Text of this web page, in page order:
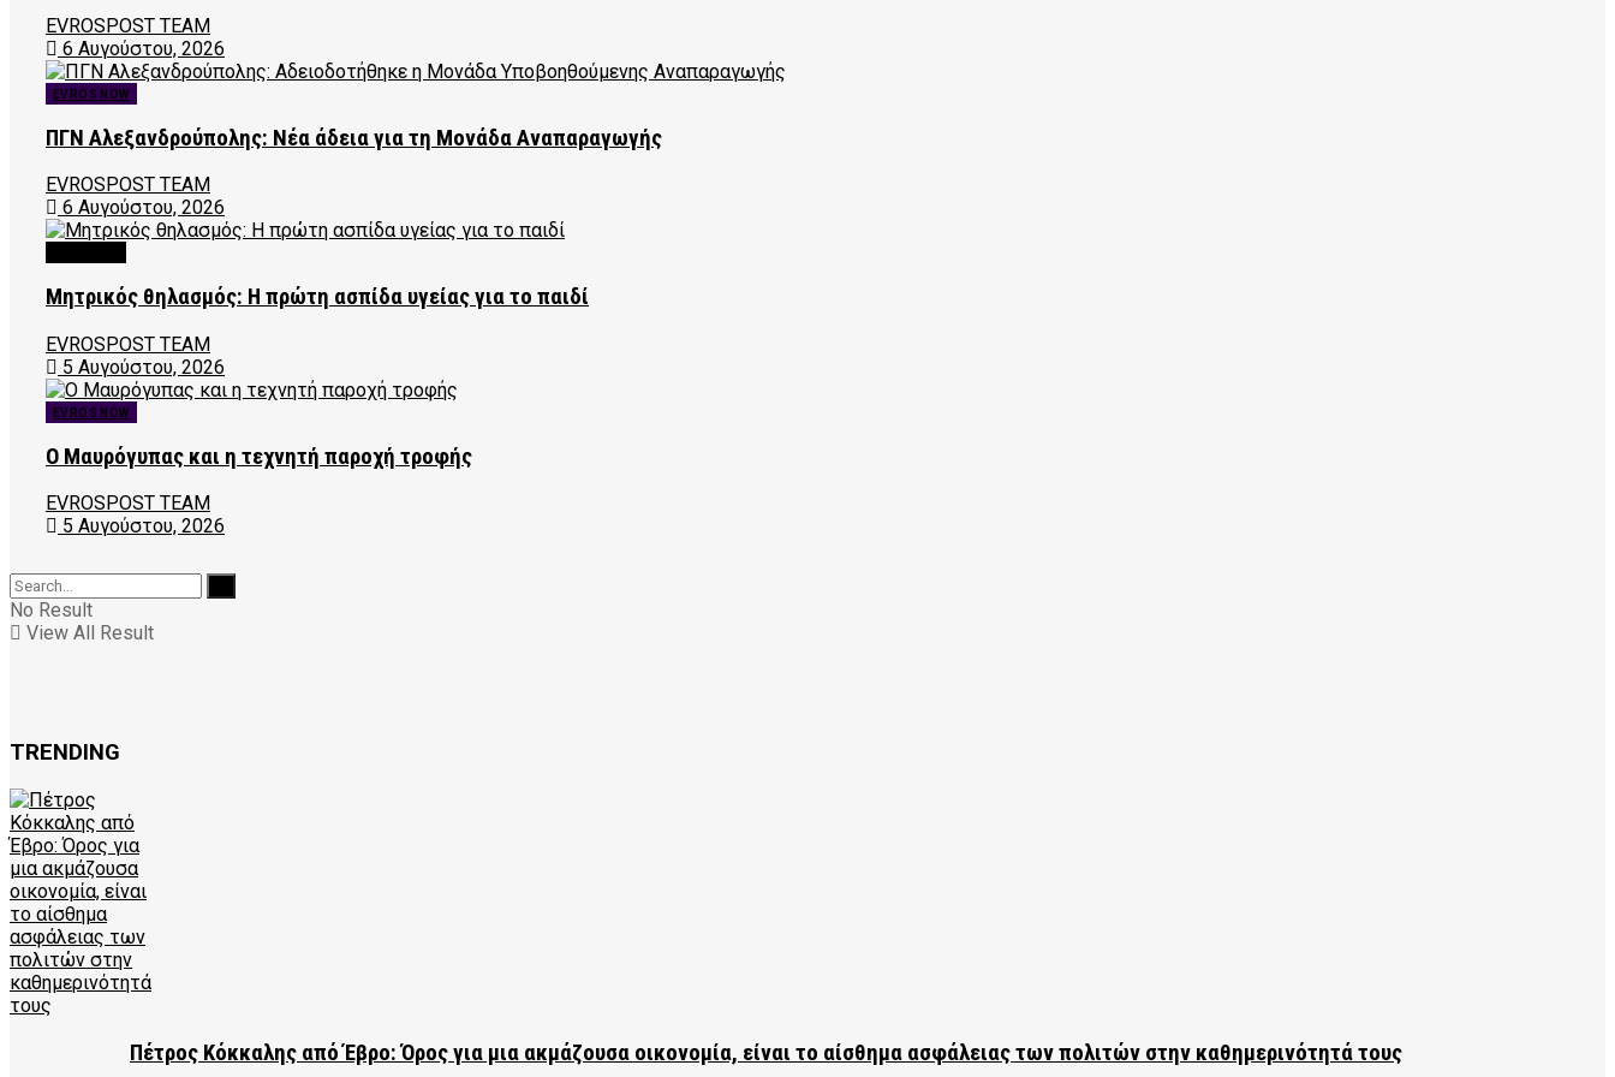
EVROSPOST TEAM
6 Αυγούστου, 2026
EVROS NOW
ΠΓΝ Αλεξανδρούπολης: Νέα άδεια για τη Μονάδα Αναπαραγωγής
EVROSPOST TEAM
6 Αυγούστου, 2026
Μητρικός θηλασμός: Η πρώτη ασπίδα υγείας για το παιδί
EVROSPOST TEAM
5 Αυγούστου, 2026
EVROS NOW
Ο Μαυρόγυπας και η τεχνητή παροχή τροφής
EVROSPOST TEAM
5 Αυγούστου, 2026
No Result
View All Result
TRENDING
Πέτρος Κόκκαλης από Έβρο: Όρος για μια ακμάζουσα οικονομία, είναι το αίσθημα ασφάλειας των πολιτών στην καθημερινότητά τους